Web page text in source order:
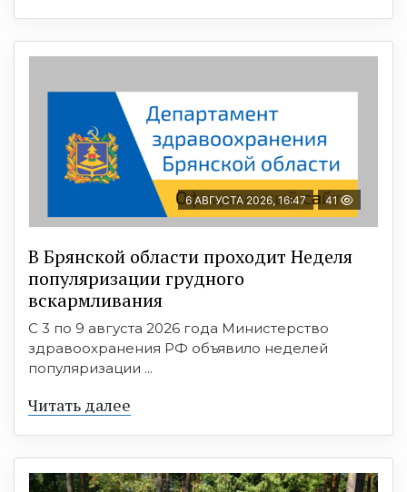
6 АВГУСТА 2026, 16:47 41
В Брянской области проходит Неделя
популяризации грудного
вскармливания
С 3 по 9 августа 2026 года Министерство
здравоохранения РФ объявило неделей
популяризации ...
Читать далее